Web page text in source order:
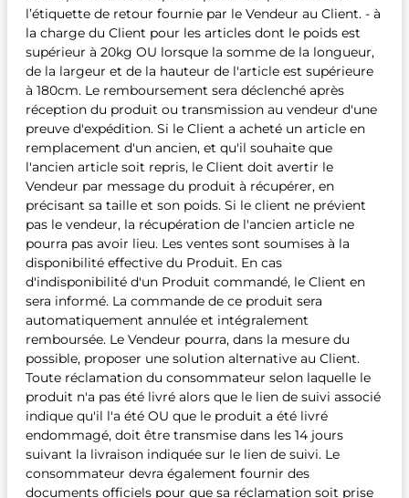
l’étiquette de retour fournie par le Vendeur au Client. - à
la charge du Client pour les articles dont le poids est
supérieur à 20kg OU lorsque la somme de la longueur,
de la largeur et de la hauteur de l'article est supérieure
à 180cm. Le remboursement sera déclenché après
réception du produit ou transmission au vendeur d'une
preuve d'expédition. Si le Client a acheté un article en
remplacement d'un ancien, et qu'il souhaite que
l'ancien article soit repris, le Client doit avertir le
Vendeur par message du produit à récupérer, en
précisant sa taille et son poids. Si le client ne prévient
pas le vendeur, la récupération de l'ancien article ne
pourra pas avoir lieu. Les ventes sont soumises à la
disponibilité effective du Produit. En cas
d'indisponibilité d'un Produit commandé, le Client en
sera informé. La commande de ce produit sera
automatiquement annulée et intégralement
remboursée. Le Vendeur pourra, dans la mesure du
possible, proposer une solution alternative au Client.
Toute réclamation du consommateur selon laquelle le
produit n'a pas été livré alors que le lien de suivi associé
indique qu'il l'a été OU que le produit a été livré
endommagé, doit être transmise dans les 14 jours
suivant la livraison indiquée sur le lien de suivi. Le
consommateur devra également fournir des
documents officiels pour que sa réclamation soit prise